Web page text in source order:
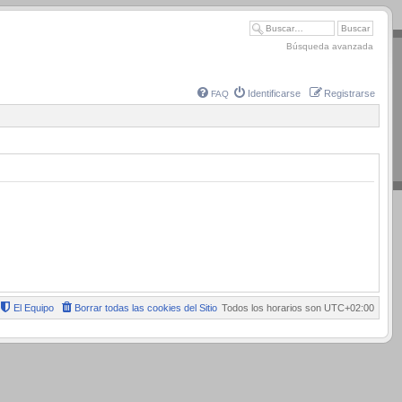
Búsqueda avanzada
FAQ Identificarse Registrarse
Todos los horarios son UTC+02:00
Borrar todas las cookies del Sitio
El Equipo